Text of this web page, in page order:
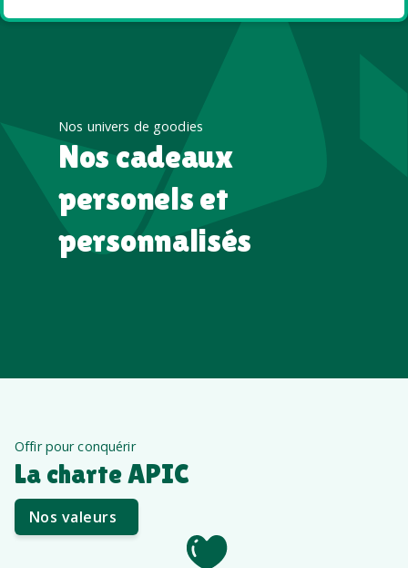
Nos univers de goodies
Nos cadeaux
personels et
personnalisés
Offir pour conquérir
La charte APIC
Nos valeurs